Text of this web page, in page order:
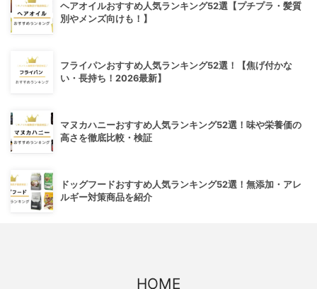
ヘアオイルおすすめ人気ランキング52選【プチプラ・髪質
別やメンズ向けも！】
フライパンおすすめ人気ランキング52選！【焦げ付かな
い・長持ち！2026最新】
マヌカハニーおすすめ人気ランキング52選！味や栄養価の
高さを徹底比較・検証
ドッグフードおすすめ人気ランキング52選！無添加・アレ
ルギー対策商品を紹介
HOME